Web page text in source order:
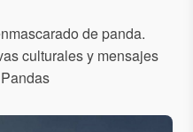
de panda.
culturales y mensajes